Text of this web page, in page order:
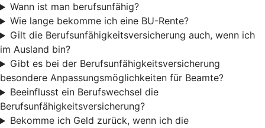
Wann ist man berufsunfähig?
Wie lange bekomme ich eine BU-Rente?
Gilt die Berufsunfähigkeitsversicherung auch, wenn ich
im Ausland bin?
Gibt es bei der Berufsunfähigkeitsversicherung
besondere Anpassungsmöglichkeiten für Beamte?
Beeinflusst ein Berufswechsel die
Berufsunfähigkeitsversicherung?
Bekomme ich Geld zurück, wenn ich die